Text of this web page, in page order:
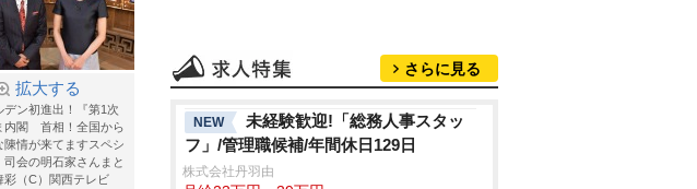
拡大する
デン初進出！『第1次
内閣 首相！全国から
陳情が来てますスペシ
司会の明石家さんまと
彩（C）関西テレビ
さらに見る
NEW
未経験歓迎!「総務人事スタッ
フ」/管理職候補/年間休日129日
株式会社丹羽由